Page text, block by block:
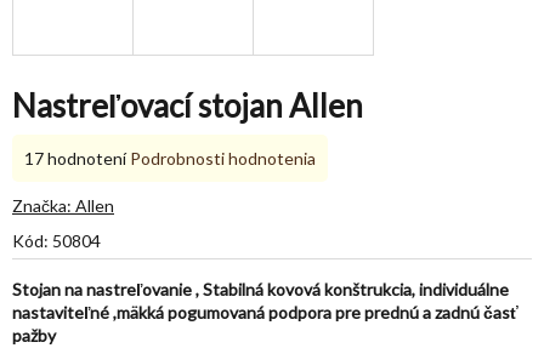
Nastreľovací stojan Allen
Kód: 50804
Stojan na nastreľovanie , Stabilná kovová konštrukcia, individuálne
nastaviteľné ,mäkká pogumovaná podpora pre prednú a zadnú časť
pažby
Priemerné
produktu
5,0
5
hviezdičiek.
17 hodnotení Podrobnosti hodnotenia
Značka: Allen